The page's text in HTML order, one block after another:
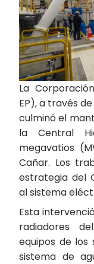
La
EP), a través de
culminó el
la Central
megavatios
Cañar. Los
estrategia del
al sistema
Esta
radiadores
equipos de los
sistema de